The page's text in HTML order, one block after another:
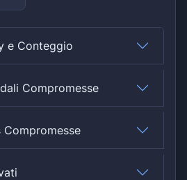
e Conteggio
Compromesse
Compromesse